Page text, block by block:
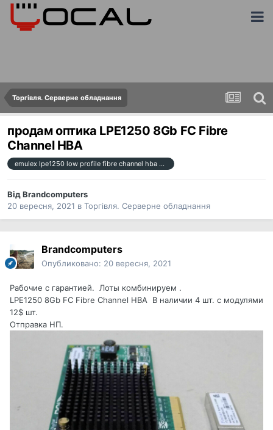
Торгівля. Серверне обладнання
продам оптика LPE1250 8Gb FC Fibre
Channel HBA
emulex lpe1250 low profile fibre channel hba card fujitsu with 8gb single port pre-owned
ВідBrandcomputers
20 вересня, 2021 в Торгівля. Серверне обладнання
Brandcomputers
Опубликовано: 20 вересня, 2021
Рабочие с гарантией. Лоты комбинируем .
LPE1250 8Gb FC Fibre Channel HBA В наличии 4 шт. с модулями
12$ шт.
Отправка НП.